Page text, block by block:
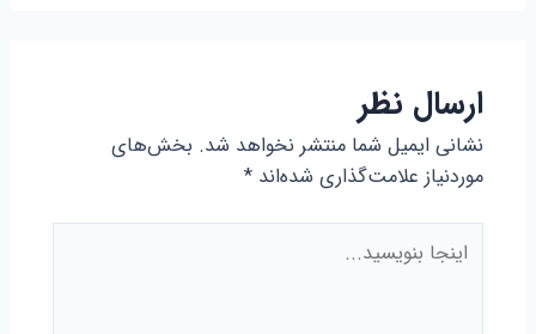
ارسال نظر
نشانی ایمیل شما منتشر نخواهد شد. بخش‌های
موردنیاز علامت‌گذاری شده‌اند *
اینجا
بنویسید...